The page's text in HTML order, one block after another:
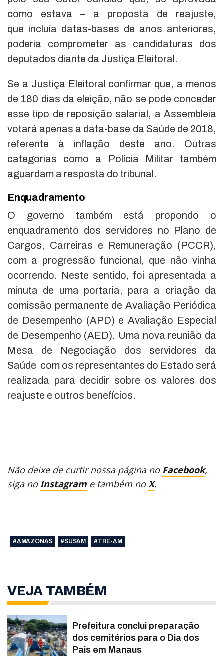
como estava – a proposta de reajuste,
que incluía datas-bases de anos anteriores,
poderia comprometer as candidaturas dos
deputados diante da Justiça Eleitoral.
Se a Justiça Eleitoral confirmar que, a menos
de 180 dias da eleição, não se pode conceder
esse tipo de reposição salarial, a Assembleia
votará apenas a data-base da Saúde de 2018,
referente à inflação deste ano. Outras
categorias como a Polícia Militar também
aguardam a resposta do tribunal.
Enquadramento
O governo também está propondo o
enquadramento dos servidores no Plano de
Cargos, Carreiras e Remuneração (PCCR),
com a progressão funcional, que não vinha
ocorrendo. Neste sentido, foi apresentada a
minuta de uma portaria, para a criação da
comissão permanente de Avaliação Periódica
de Desempenho (APD) e Avaliação Especial
de Desempenho (AED). Uma nova reunião da
Mesa de Negociação dos servidores da
Saúde com os representantes do Estado será
realizada para decidir sobre os valores dos
reajuste e outros benefícios.
Não deixe de curtir nossa página no Facebook,
siga no Instagram e também noX.
#AMAZONAS #SUSAM #TRE-AM
VEJA TAMBÉM
Prefeitura conclui preparação
dos cemitérios para o Dia dos
Pais em Manaus